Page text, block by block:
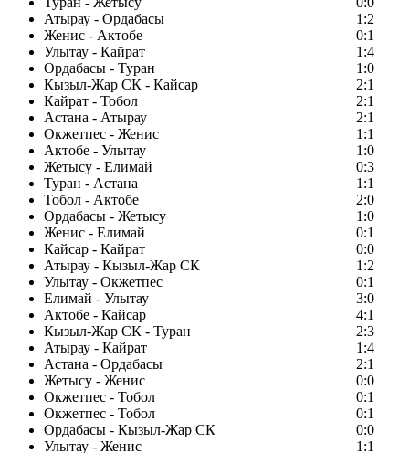
Атырау - Ордабасы
1:2
Женис - Актобе
0:1
Улытау - Кайрат
1:4
Ордабасы - Туран
1:0
Кызыл-Жар СК - Кайсар
2:1
Кайрат - Тобол
2:1
Астана - Атырау
2:1
Окжетпес - Женис
1:1
Актобе - Улытау
1:0
Жетысу - Елимай
0:3
Туран - Астана
1:1
Тобол - Актобе
2:0
Ордабасы - Жетысу
1:0
Женис - Елимай
0:1
Кайсар - Кайрат
0:0
Атырау - Кызыл-Жар СК
1:2
Улытау - Окжетпес
0:1
Елимай - Улытау
3:0
Актобе - Кайсар
4:1
Кызыл-Жар СК - Туран
2:3
Атырау - Кайрат
1:4
Астана - Ордабасы
2:1
Жетысу - Женис
0:0
Окжетпес - Тобол
0:1
Окжетпес - Тобол
0:1
Ордабасы - Кызыл-Жар СК
0:0
Улытау - Женис
1:1